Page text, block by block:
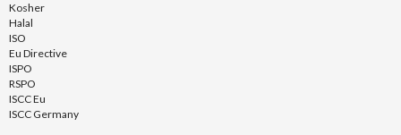
Kosher
Halal
ISO
Eu Directive
ISPO
RSPO
ISCC Eu
ISCC Germany